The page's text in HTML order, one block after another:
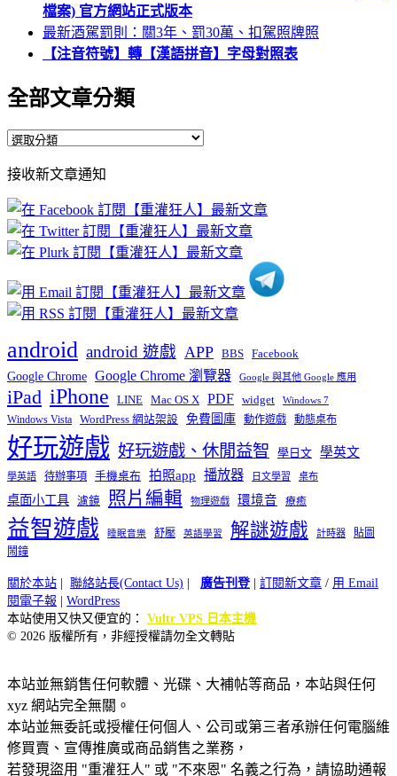
檔案) 官方網站正式版本
最新酒駕罰則：關3年、罰30萬、扣駕照牌照
【注音符號】轉【漢語拼音】字母對照表
全部文章分類
全
文
章
分
類
接收新文章通知
android android 遊戲 APP BBS Facebook
Google Chrome Google Chrome 瀏覽器 Google 與其他 Google 應用
iPad iPhone LINE Mac OS X PDF widget Windows 7
Windows Vista WordPress 網站架設 免費圖庫 動作遊戲 動態桌布
好玩遊戲 好玩遊戲、休閒益智 學日文 學英文
學英語 待辦事項 手機桌布 拍照app 播放器 日文學習 桌布
桌面小工具 濾鏡 照片編輯 物理遊戲 環境音 療癒
益智遊戲 睡眠音樂 舒壓 英語學習 解謎遊戲 計時器
貼圖
鬧鐘
關於本站 聯絡站長(Contact Us) 廣告刊登| 訂閱新文章 / 用 Email
閱電子報
WordPress
本站使用又快又便宜的： Vultr VPS 日本主機
© 2026 版權所有，非經授權請勿全文轉貼
本站並無銷售任何軟體、光碟、大補帖等商品，本站與任何
xyz 網站完全無關。
本站並無委託或授權任何個人、公司或第三者承辦任何電腦維
修買賣、宣傳推廣或商品銷售之業務，
若發現盜用 "重灌狂人" 或 "不來恩" 名義之行為，請協助通報